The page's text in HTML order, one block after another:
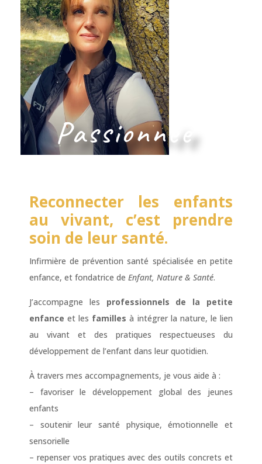
Passionnée
Reconnecter les enfants
au vivant, c’est prendre
soin de leur santé.
Infirmière de prévention santé spécialisée en petite
enfance, et fondatrice de Enfant, Nature & Santé.
J’accompagne les professionnels de la petite
enfance et les familles à intégrer la nature, le lien
au vivant et des pratiques respectueuses du
développement de l’enfant dans leur quotidien.
À travers mes accompagnements, je vous aide à :
– favoriser le développement global des jeunes
enfants
– soutenir leur santé physique, émotionnelle et
sensorielle
– repenser vos pratiques avec des outils concrets et